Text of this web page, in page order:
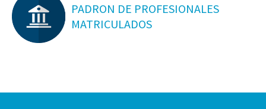
PADRON DE PROFESIONALES
MATRICULADOS